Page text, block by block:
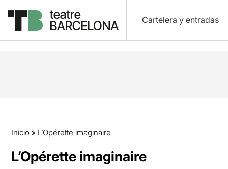
Cartelera y entradas
Inicio » L’Opérette imaginaire
L’Opérette imaginaire